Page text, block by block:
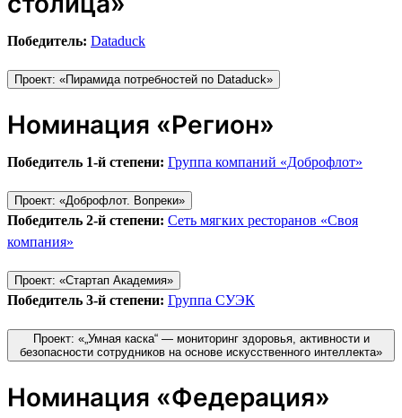
Победитель: Dataduck
Проект: «Пирамида потребностей по Dataduck»
Номинация «Регион»
Победитель 1-й степени: Группа компаний «Доброфлот»
Проект: «Доброфлот. Вопреки»
Победитель 2-й степени: Сеть мягких ресторанов «Своя
компания»
Проект: «Стартап Академия»
Победитель 3-й степени: Группа СУЭК
Проект: «„Умная каска“ — мониторинг здоровья, активности и
безопасности сотрудников на основе искусственного интеллекта»
Номинация «Федерация»